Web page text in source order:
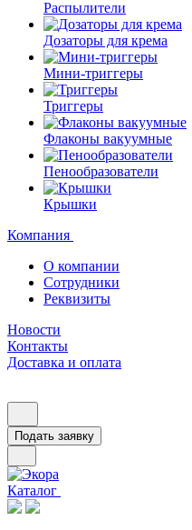
Распылители
Дозаторы для крема
Мини-триггеры
Триггеры
Флаконы вакуумные
Пенообразователи
Крышки
Компания
О компании
Сотрудники
Реквизиты
Новости
Контакты
Доставка и оплата
Подать заявку
Каталог